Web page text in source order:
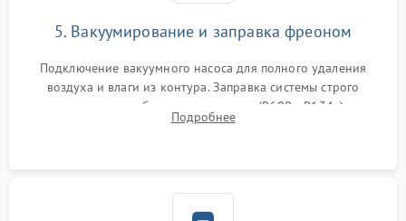
5. Вакуумирование и заправка фреоном
Подключение вакуумного насоса для полного удаления
воздуха и влаги из контура. Заправка системы строго
дозированным объемом хладагента (R600a, R134a) по
электронным весам. Контроль рабочего давления в системе.
Подробнее